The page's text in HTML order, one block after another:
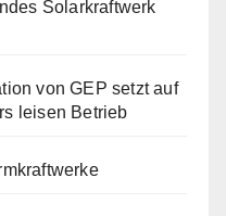
Solarkraftwerk
von GEP setzt auf
leisen Betrieb